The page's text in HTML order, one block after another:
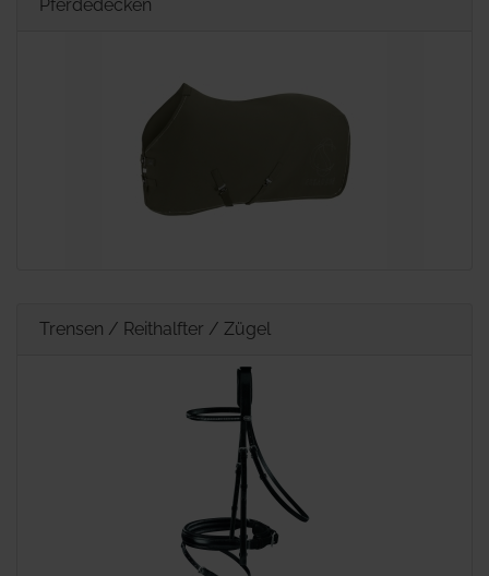
Pferdedecken
Trensen / Reithalfter / Zügel